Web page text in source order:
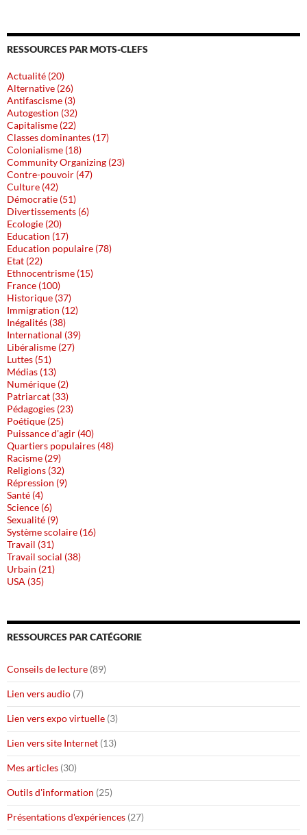
RESSOURCES PAR MOTS-CLEFS
Actualité (20)
Alternative (26)
Antifascisme (3)
Autogestion (32)
Capitalisme (22)
Classes dominantes (17)
Colonialisme (18)
Community Organizing (23)
Contre-pouvoir (47)
Culture (42)
Démocratie (51)
Divertissements (6)
Ecologie (20)
Education (17)
Education populaire (78)
Etat (22)
Ethnocentrisme (15)
France (100)
Historique (37)
Immigration (12)
Inégalités (38)
International (39)
Libéralisme (27)
Luttes (51)
Médias (13)
Numérique (2)
Patriarcat (33)
Pédagogies (23)
Poétique (25)
Puissance d'agir (40)
Quartiers populaires (48)
Racisme (29)
Religions (32)
Répression (9)
Santé (4)
Science (6)
Sexualité (9)
Système scolaire (16)
Travail (31)
Travail social (38)
Urbain (21)
USA (35)
RESSOURCES PAR CATÉGORIE
Conseils de lecture (89)
Lien vers audio (7)
Lien vers expo virtuelle (3)
Lien vers site Internet (13)
Mes articles (30)
Outils d'information (25)
Présentations d'expériences (27)